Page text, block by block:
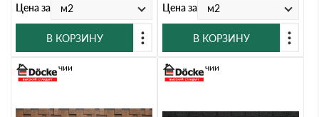
Цена за м2
В КОРЗИНУ
Цена за м2
В КОРЗИНУ
В наличии В наличии